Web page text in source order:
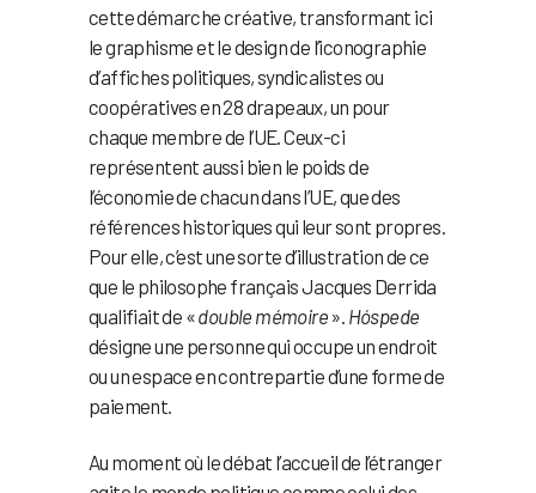
cette démarche créative, transformant ici
le graphisme et le design de l’iconographie
d’affiches politiques, syndicalistes ou
coopératives en 28 drapeaux, un pour
chaque membre de l’UE. Ceux-ci
représentent aussi bien le poids de
l’économie de chacun dans l’UE, que des
références historiques qui leur sont propres.
Pour elle, c’est une sorte d’illustration de ce
que le philosophe français Jacques Derrida
qualifiait de «double mémoire ». Hóspede
désigne une personne qui occupe un endroit
ou un espace en contrepartie d’une forme de
paiement.
Au moment où le débat l’accueil de l’étranger